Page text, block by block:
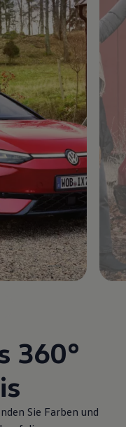
360°
Sie Farben und